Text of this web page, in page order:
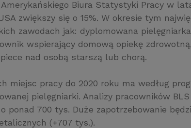
Biura Statystyki Pracy w
zwiększy się o 15%. W okresie tym
zawodach jak: dyplomowana
wspierający domową opiekę
nad osobą starszą lub chorą.
miejsc pracy do 2020 roku ma według
pielęgniarki. Analizy pracowników
ponad 700 tys. Duże zapotrzebowanie
(+707 tys.).